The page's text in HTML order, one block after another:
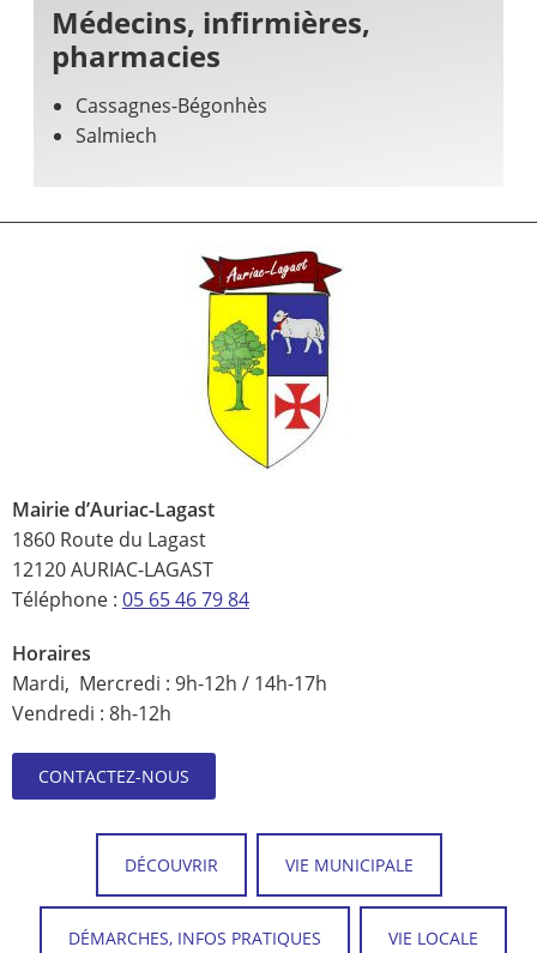
Médecins, infirmières,
pharmacies
Cassagnes-Bégonhès
Salmiech
Mairie d’Auriac-Lagast
1860 Route du Lagast
12120 AURIAC-LAGAST
Téléphone : 05 65 46 79 84
Horaires
Mardi, Mercredi : 9h-12h / 14h-17h
Vendredi : 8h-12h
CONTACTEZ-NOUS
DÉCOUVRIR VIE MUNICIPALE
DÉMARCHES, INFOS PRATIQUES VIE LOCALE